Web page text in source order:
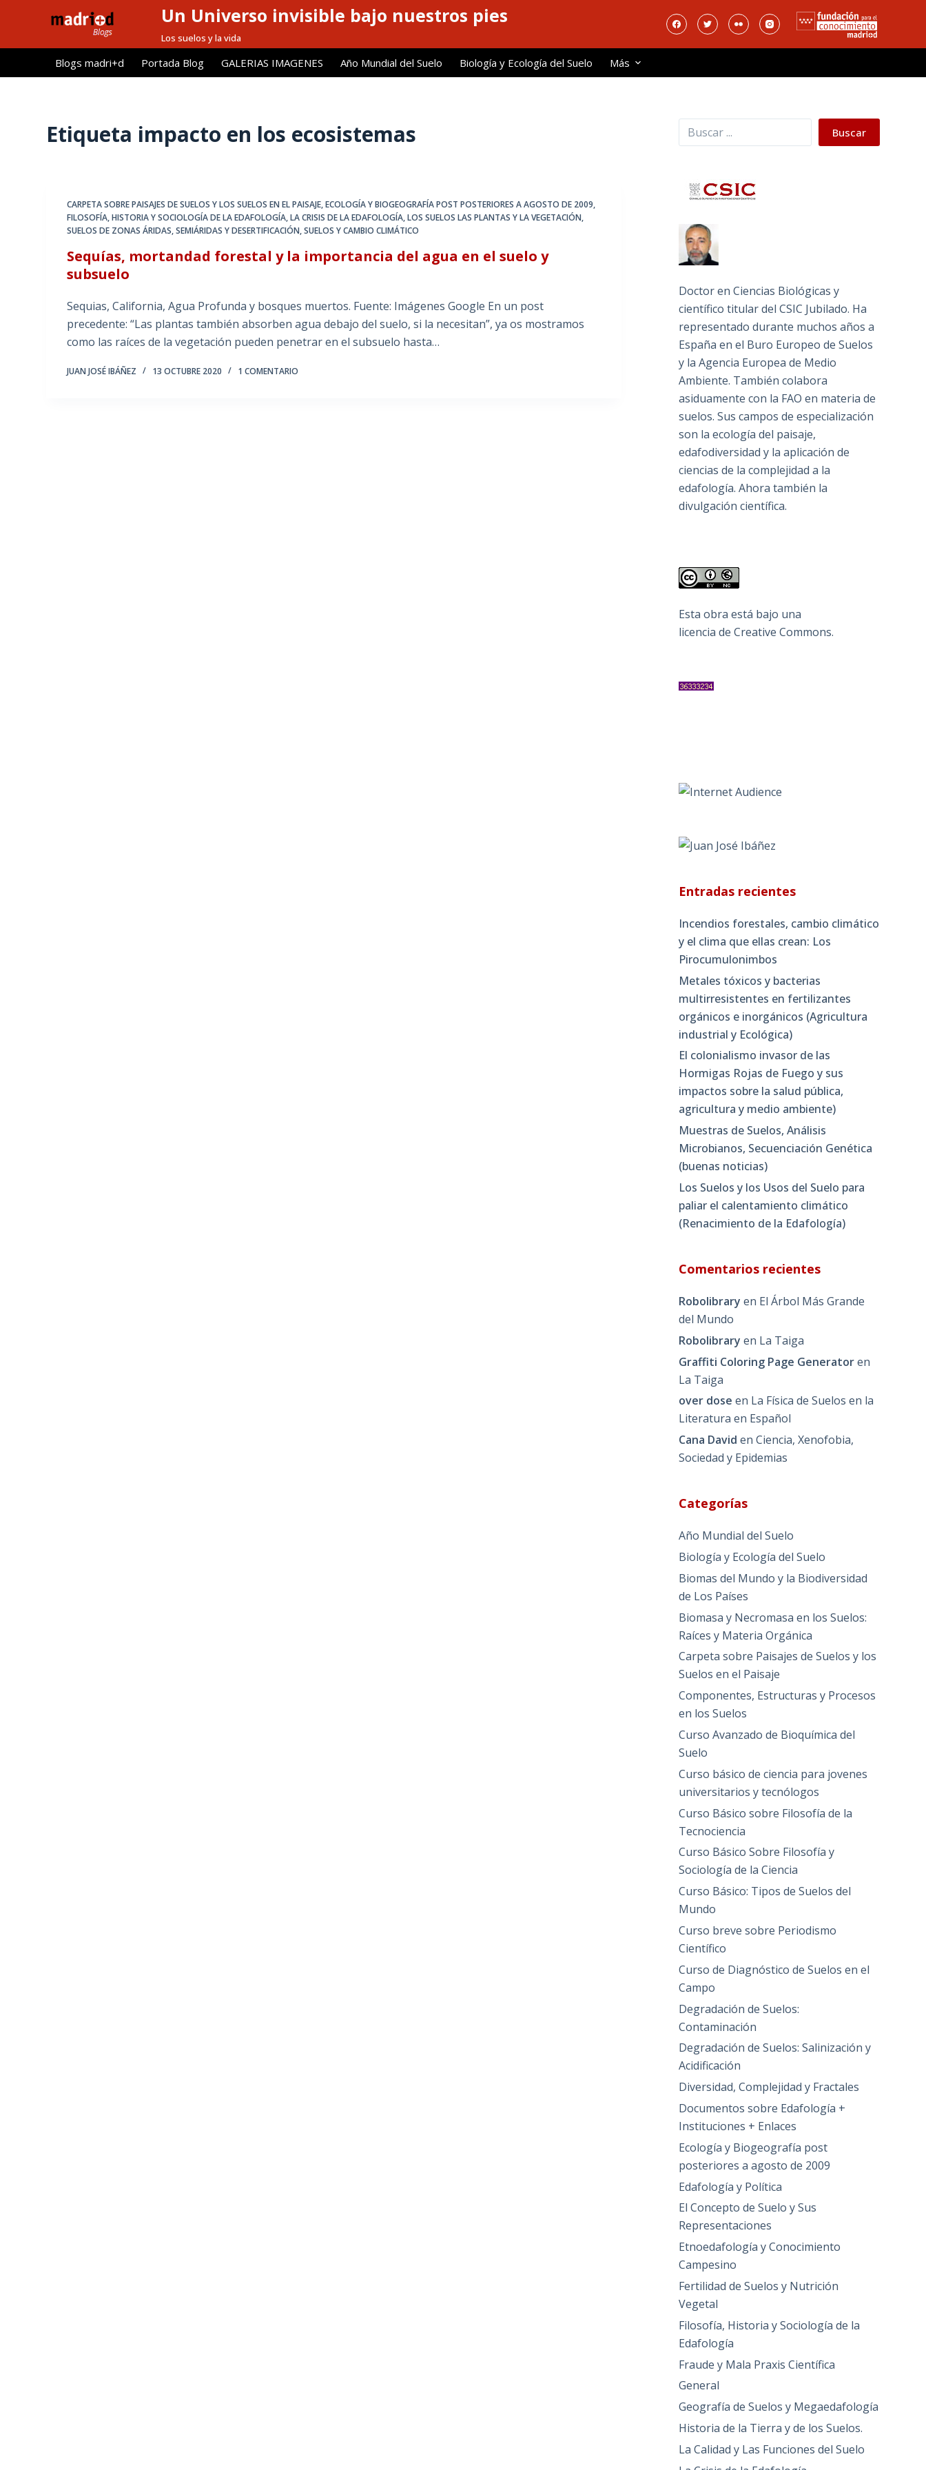
l
Un Universo invisible bajo nuestros pies
Los suelos y la vida
Blogs madri+d Portada Blog GALERIAS IMAGENES Año Mundial del Suelo Biología y Ecología del Suelo Más
Etiqueta impacto en los ecosistemas
CARPETA SOBRE PAISAJES DE SUELOS Y LOS SUELOS EN EL PAISAJE,ECOLOGÍA Y BIOGEOGRAFÍA POST POSTERIORES A AGOSTO DE 2009,
FILOSOFÍA, HISTORIA Y SOCIOLOGÍA DE LA EDAFOLOGÍA,LA CRISIS DE LA EDAFOLOGÍA,LOS SUELOS LAS PLANTAS Y LA VEGETACIÓN,
SUELOS DE ZONAS ÁRIDAS, SEMIÁRIDAS Y DESERTIFICACIÓN,SUELOS Y CAMBIO CLIMÁTICO
Sequías, mortandad forestal y la importancia del agua en el suelo y
subsuelo
Sequias, California, Agua Profunda y bosques muertos. Fuente: Imágenes Google En un post
precedente: “Las plantas también absorben agua debajo del suelo, si la necesitan”, ya os mostramos
como las raíces de la vegetación pueden penetrar en el subsuelo hasta…
JUAN JOSÉ IBÁÑEZ 13 OCTUBRE 2020 1 COMENTARIO
Buscar Buscar
Doctor en Ciencias Biológicas y
científico titular del CSIC Jubilado. Ha
representado durante muchos años a
España en el Buro Europeo de Suelos
y la Agencia Europea de Medio
Ambiente. También colabora
asiduamente con la FAO en materia de
suelos. Sus campos de especialización
son la ecología del paisaje,
edafodiversidad y la aplicación de
ciencias de la complejidad a la
edafología. Ahora también la
divulgación científica.
Esta obra está bajo una
licencia de Creative Commons.
Entradas recientes
Incendios forestales, cambio climático
y el clima que ellas crean: Los
Pirocumulonimbos
Metales tóxicos y bacterias
multirresistentes en fertilizantes
orgánicos e inorgánicos (Agricultura
industrial y Ecológica)
El colonialismo invasor de las
Hormigas Rojas de Fuego y sus
impactos sobre la salud pública,
agricultura y medio ambiente)
Muestras de Suelos, Análisis
Microbianos, Secuenciación Genética
(buenas noticias)
Los Suelos y los Usos del Suelo para
paliar el calentamiento climático
(Renacimiento de la Edafología)
Comentarios recientes
Robolibrary en El Árbol Más Grande
del Mundo
Robolibrary en La Taiga
Graffiti Coloring Page Generatoren
La Taiga
over dose en La Física de Suelos en la
Literatura en Español
Cana David enCiencia, Xenofobia,
Sociedad y Epidemias
Categorías
Año Mundial del Suelo
Biología y Ecología del Suelo
Biomas del Mundo y la Biodiversidad
de Los Países
Biomasa y Necromasa en los Suelos:
Raíces y Materia Orgánica
Carpeta sobre Paisajes de Suelos y los
Suelos en el Paisaje
Componentes, Estructuras y Procesos
en los Suelos
Curso Avanzado de Bioquímica del
Suelo
Curso básico de ciencia para jovenes
universitarios y tecnólogos
Curso Básico sobre Filosofía de la
Tecnociencia
Curso Básico Sobre Filosofía y
Sociología de la Ciencia
Curso Básico: Tipos de Suelos del
Mundo
Curso breve sobre Periodismo
Científico
Curso de Diagnóstico de Suelos en el
Campo
Degradación de Suelos:
Contaminación
Degradación de Suelos: Salinización y
Acidificación
Diversidad, Complejidad y Fractales
Documentos sobre Edafología +
Instituciones + Enlaces
Ecología y Biogeografía post
posteriores a agosto de 2009
Edafología y Política
El Concepto de Suelo y Sus
Representaciones
Etnoedafología y Conocimiento
Campesino
Fertilidad de Suelos y Nutrición
Vegetal
Filosofía, Historia y Sociología de la
Edafología
Fraude y Mala Praxis Científica
General
Geografía de Suelos y Megaedafología
Historia de la Tierra y de los Suelos.
La Calidad y Las Funciones del Suelo